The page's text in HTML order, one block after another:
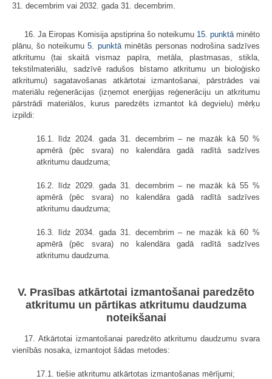
31. decembrim vai 2032. gada 31. decembrim.
16. Ja Eiropas Komisija apstiprina šo noteikumu 15. punktā minēto
plānu, šo noteikumu5. punktāminētās personas nodrošina sadzīves
atkritumu (tai skaitā vismaz papīra, metāla, plastmasas, stikla,
tekstilmateriālu, sadzīvē radušos bīstamo atkritumu un bioloģisko
atkritumu) sagatavošanas atkārtotai izmantošanai, pārstrādes vai
materiālu reģenerācijas (izņemot enerģijas reģenerāciju un atkritumu
pārstrādi materiālos, kurus paredzēts izmantot kā degvielu) mērķu
izpildi:
16.1. līdz 2024. gada 31. decembrim – ne mazāk kā 50 %
apmērā (pēc svara) no kalendāra gadā radītā sadzīves
atkritumu daudzuma;
16.2. līdz 2029. gada 31. decembrim – ne mazāk kā 55 %
apmērā (pēc svara) no kalendāra gadā radītā sadzīves
atkritumu daudzuma;
16.3. līdz 2034. gada 31. decembrim – ne mazāk kā 60 %
apmērā (pēc svara) no kalendāra gadā radītā sadzīves
atkritumu daudzuma.
V. Prasības atkārtotai izmantošanai paredzēto
atkritumu un pārtikas atkritumu daudzuma
noteikšanai
17. Atkārtotai izmantošanai paredzēto atkritumu daudzumu svara
vienībās nosaka, izmantojot šādas metodes:
17.1. tiešie atkritumu atkārtotas izmantošanas mērījumi;